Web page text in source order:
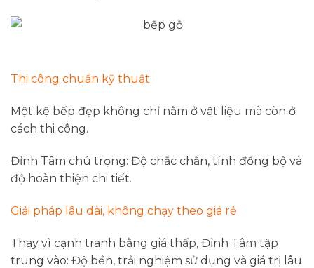
Thi công chuẩn kỹ thuật
Một kệ bếp đẹp không chỉ nằm ở vật liệu mà còn ở
cách thi công.
Đỉnh Tâm chú trọng: Độ chắc chắn, tính đồng bộ và
độ hoàn thiện chi tiết.
Giải pháp lâu dài, không chạy theo giá rẻ
Thay vì cạnh tranh bằng giá thấp, Đỉnh Tâm tập
trung vào: Độ bền, trải nghiệm sử dụng và giá trị lâu